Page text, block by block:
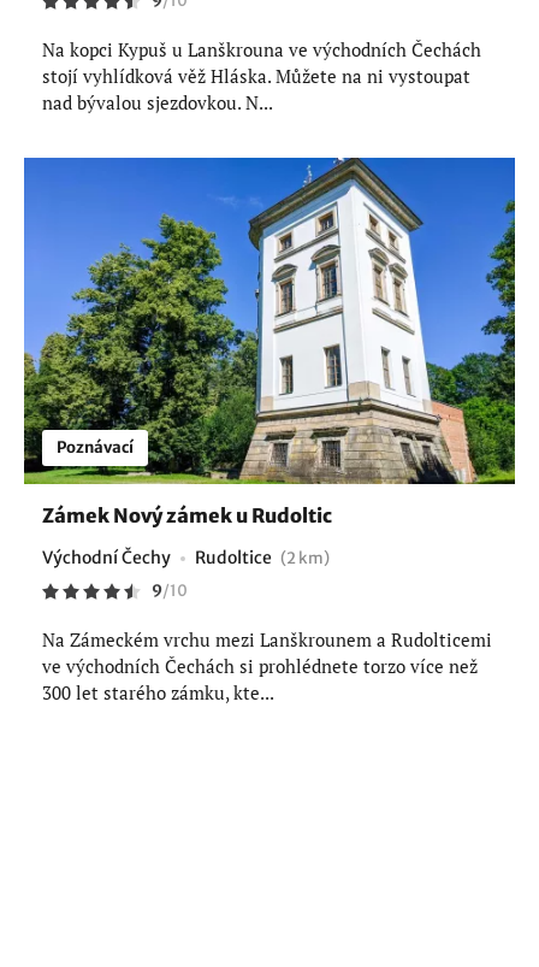
Na kopci Kypuš u Lanškrouna ve východních Čechách
stojí vyhlídková věž Hláska. Můžete na ni vystoupat
nad bývalou sjezdovkou. N...
Poznávací
Zámek Nový zámek u Rudoltic
Východní Čechy Rudoltice (2 km)
9/10
Na Zámeckém vrchu mezi Lanškrounem a Rudolticemi
ve východních Čechách si prohlédnete torzo více než
300 let starého zámku, kte...